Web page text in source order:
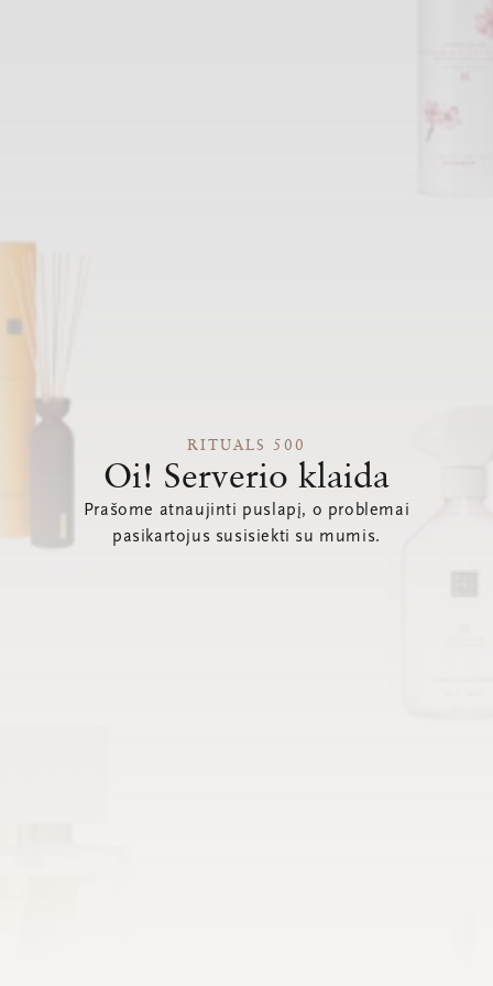
RITUALS 500
Oi! Serverio klaida
Prašome atnaujinti puslapį, o problemai
pasikartojus susisiekti su mumis.